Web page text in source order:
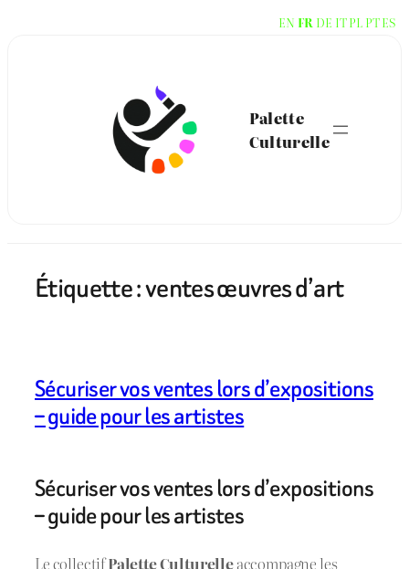
Palette
Culturelle
Étiquette :ventes œuvres d’art
Sécuriser vos ventes lors d’expositions
– guide pour les artistes
Sécuriser vos ventes lors d’expositions
– guide pour les artistes
Le collectifPalette Culturelleaccompagne les
EN FR DE ITPL PTES